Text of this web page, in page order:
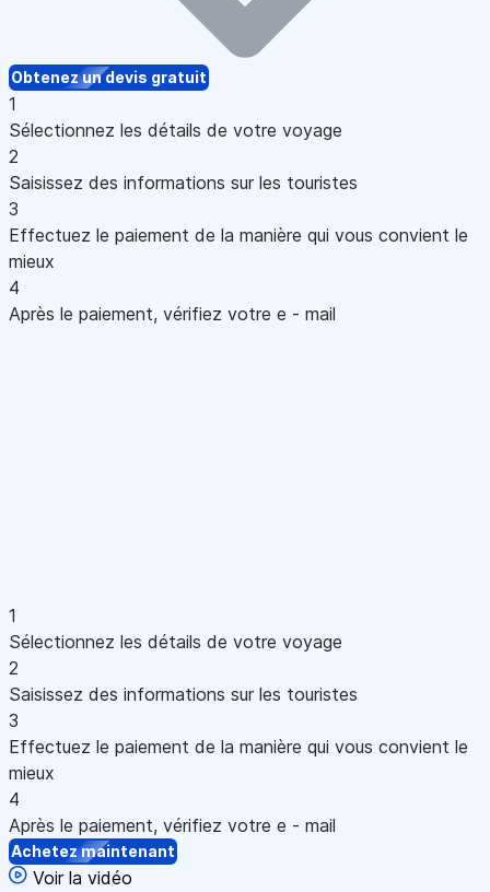
Obtenez un devis gratuit
1
Sélectionnez les détails de votre voyage
2
Saisissez des informations sur les touristes
3
Effectuez le paiement de la manière qui vous convient le
mieux
4
Après le paiement, vérifiez votre e - mail
1
Sélectionnez les détails de votre voyage
2
Saisissez des informations sur les touristes
3
Effectuez le paiement de la manière qui vous convient le
mieux
4
Après le paiement, vérifiez votre e - mail
Achetez maintenant
Voir la vidéo